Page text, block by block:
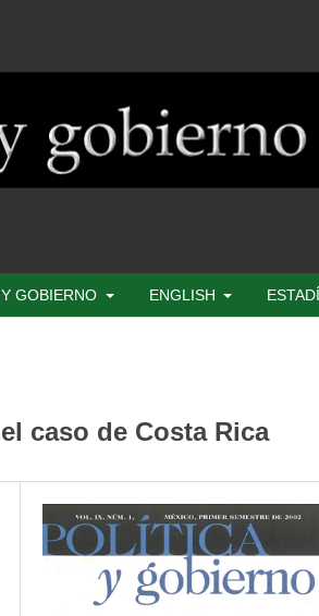
GOBIERNO ENGLISH
caso de Costa Rica